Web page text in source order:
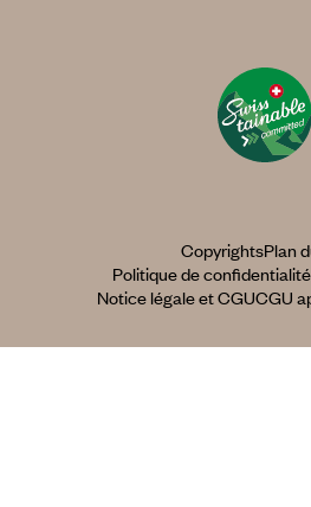
CopyrightsPlan
Politique de
Notice légale et CGUCGU